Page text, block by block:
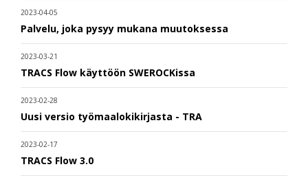
2023-04-05
Palvelu, joka pysyy mukana muutoksessa
2023-03-21
TRACS Flow käyttöön SWEROCKissa
2023-02-28
Uusi versio työmaalokikirjasta - TRA
2023-02-17
TRACS Flow 3.0